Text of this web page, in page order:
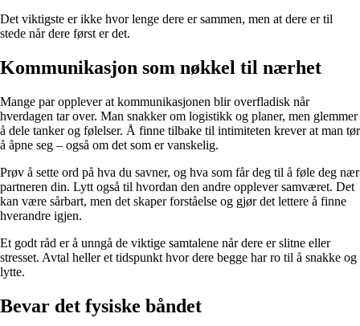
Det viktigste er ikke hvor lenge dere er sammen, men at dere er til
stede når dere først er det.
Kommunikasjon som nøkkel til nærhet
Mange par opplever at kommunikasjonen blir overfladisk når
hverdagen tar over. Man snakker om logistikk og planer, men glemmer
å dele tanker og følelser. Å finne tilbake til intimiteten krever at man tør
å åpne seg – også om det som er vanskelig.
Prøv å sette ord på hva du savner, og hva som får deg til å føle deg nær
partneren din. Lytt også til hvordan den andre opplever samværet. Det
kan være sårbart, men det skaper forståelse og gjør det lettere å finne
hverandre igjen.
Et godt råd er å unngå de viktige samtalene når dere er slitne eller
stresset. Avtal heller et tidspunkt hvor dere begge har ro til å snakke og
lytte.
Bevar det fysiske båndet